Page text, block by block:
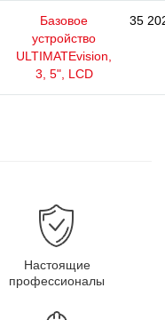
Базовое
устройство
ULTIMATEvision,
3, 5", LCD
35
Настоящие
профессионалы